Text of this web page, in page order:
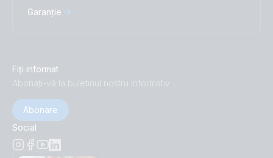
Garanție
Fiți informat
Abonați-vă la buletinul nostru informativ
Abonare
Social